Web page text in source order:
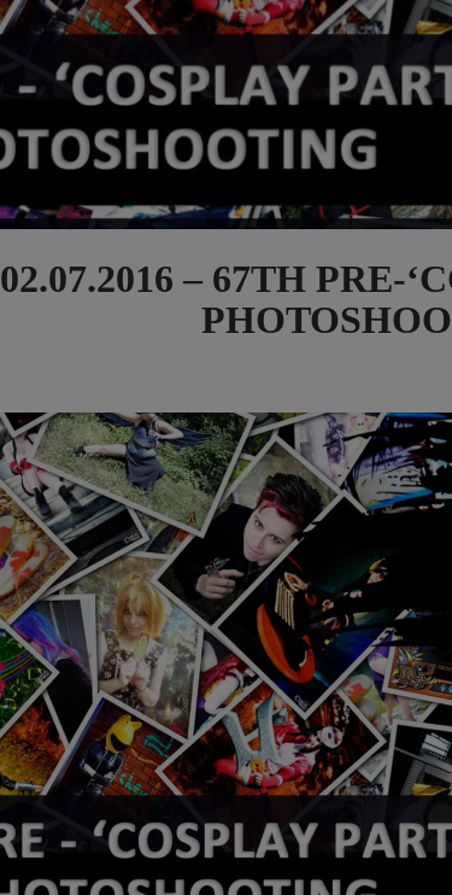
02.07.2016 – 67TH PRE-